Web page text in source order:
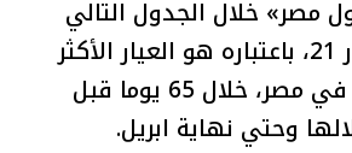
مصر» خلال الجدول التالي
سعر الذهب عيار 21، باعتباره هو العيار الأكثر
انتشارًا وتداولًا في مصر، خلال 65 يوما قبل
وحتي نهاية ابريل.